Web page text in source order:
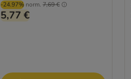
-24.97% norm. 7,69 €
5,77 €